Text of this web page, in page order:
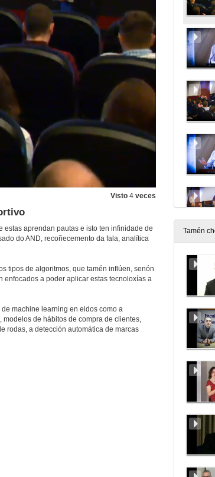
Visto 4 veces
aprendan pautas e isto ten infinidade de
do AND, recoñecemento da fala, analítica
tipos de algoritmos, que tamén inflúen, senón
enfocados a poder aplicar estas tecnoloxías a
machine learning en eidos como a
de hábitos de compra de clientes,
rodas, a detección automática de marcas
Tamén